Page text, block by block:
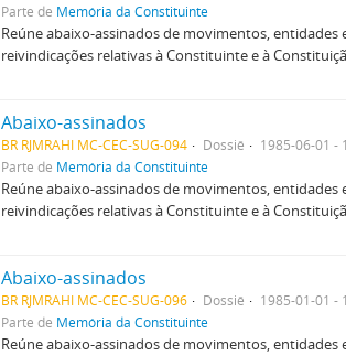
Parte de Memória da Constituinte
Reúne abaixo-assinados de movimentos,
reivindicações relativas à Constituinte e à
Abaixo-assinados
BR RJMRAHI MC-CEC-SUG-094 Dossiê
1985-06-01 -
Parte de Memória da Constituinte
Reúne abaixo-assinados de movimentos,
reivindicações relativas à Constituinte e à
Abaixo-assinados
BR RJMRAHI MC-CEC-SUG-096 Dossiê
1985-01-01 -
Parte de Memória da Constituinte
Reúne abaixo-assinados de movimentos,